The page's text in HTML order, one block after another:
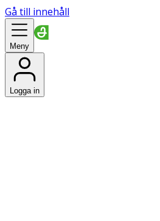
Gå till innehåll
Meny
Logga in